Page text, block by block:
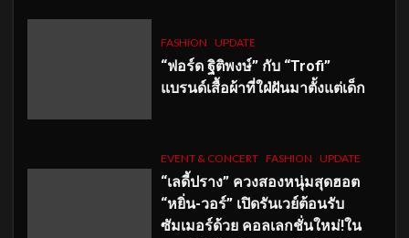
FASHION UPDATE
“ฟอร์ด ฐิติพงษ์” กับ “Trofi”
แบรนด์เสื้อผ้าที่ใฝ่ฝันมาตั้งแต่เด็ก
EVENT & CONCERT FASHION UPDATE
“เลดี้ปราง” ควงสองหนุ่มสุดฮอต
“หยิ่น-วอร์” เปิดรันเวย์ต้อนรับ
ซัมเมอร์ด้วย คอลเลกชั่นใหม่!ใน